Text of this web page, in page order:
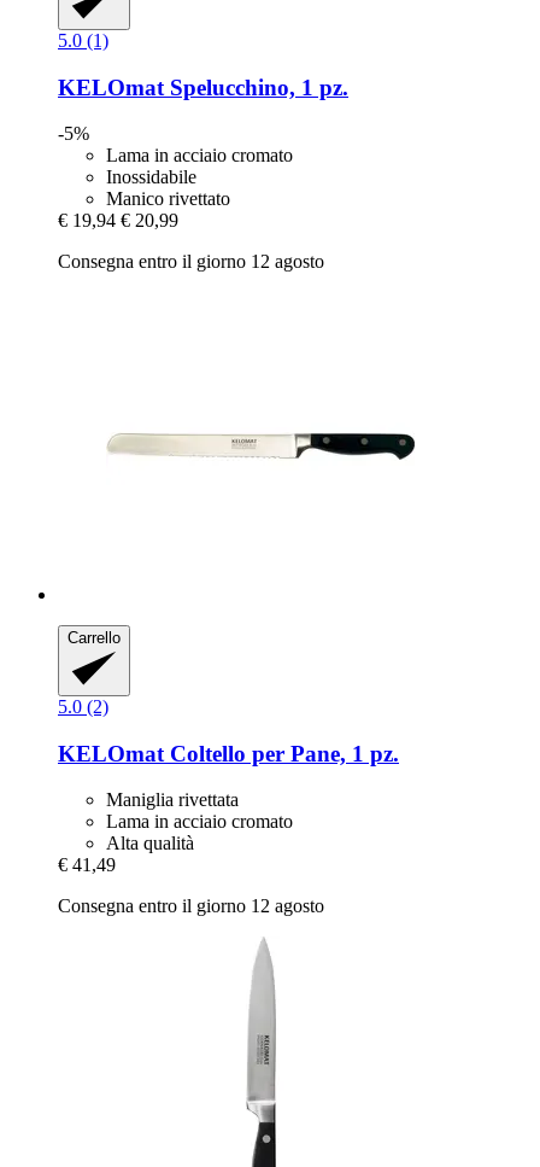
5.0 (1)
KELOmat Spelucchino, 1 pz.
-5%
Lama in acciaio cromato
Inossidabile
Manico rivettato
€ 19,94 € 20,99
Consegna entro il giorno 12 agosto
Carrello
5.0 (2)
KELOmat Coltello per Pane, 1 pz.
Maniglia rivettata
Lama in acciaio cromato
Alta qualità
€ 41,49
Consegna entro il giorno 12 agosto